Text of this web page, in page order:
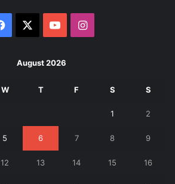
Facebook YouTubeInstagram
August 2026
W T F S S
1 2
5 6 7 8 9
12 13 14 15 16